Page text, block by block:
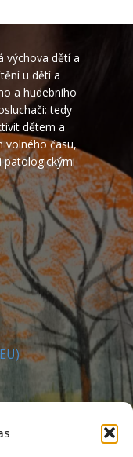
výchova dětí a
u dětí a
a hudebního
tedy
dětem a
volného času,
patologickými